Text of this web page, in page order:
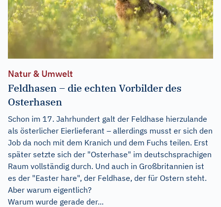
Natur & Umwelt
Feldhasen – die echten Vorbilder des
Osterhasen
Schon im 17. Jahrhundert galt der Feldhase hierzulande
als österlicher Eierlieferant – allerdings musst er sich den
Job da noch mit dem Kranich und dem Fuchs teilen. Erst
später setzte sich der "Osterhase" im deutschsprachigen
Raum vollständig durch. Und auch in Großbritannien ist
es der "Easter hare", der Feldhase, der für Ostern steht.
Aber warum eigentlich?
Warum wurde gerade der...